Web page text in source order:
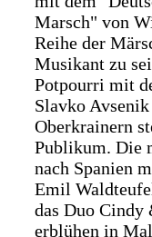
Marsch" von
Reihe der
Musikant zu
Potpourri mit
Slavko
Oberkrainern
Publikum. Die
nach Spanien
Emil
das Duo Cindy
erblühen in